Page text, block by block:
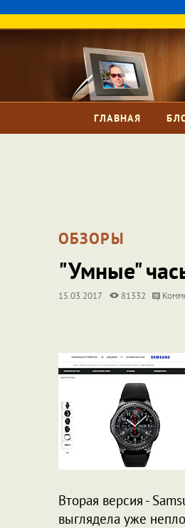
ГЛАВНАЯ
ОБЗОРЫ
"Умные"
15.03.2017 81332
Вторая версия -
выглядела уже